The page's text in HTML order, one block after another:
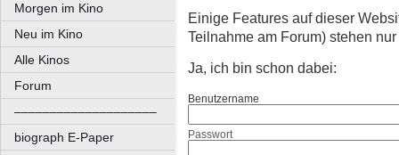
Morgen im Kino
Neu im Kino
Alle Kinos
Forum
––––––––––––––––––––
biograph E-Paper
Einige Features auf dieser
Teilnahme am Forum) stehen
Ja, ich bin schon dabei:
Benutzername
Passwort